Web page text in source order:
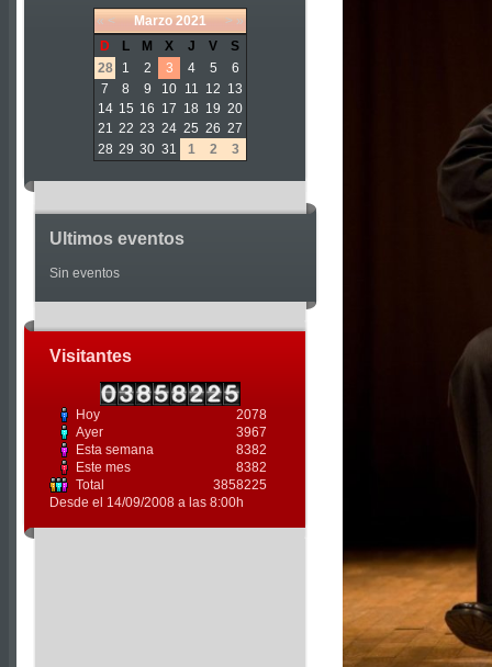
« < Marzo 2021 > »
D
L M X J V
S
28
1 2 3 4 5
6
7
8 9 10 11 12 13
14 15 16 17 18 19 20
21 22 23 24 25 26 27
28 29 30 31 1 2 3
Ultimos eventos
Sin eventos
Visitantes
Hoy
2078
Ayer
3967
Esta semana
8382
Este mes
8382
Total
3858225
Desde el 14/09/2008 a las 8:00h